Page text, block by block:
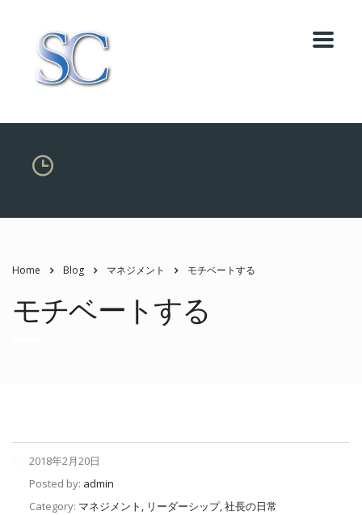
Home Blog マネジメント モチベートする
モチベートする
2018年2月20日
Posted by: admin
Category: マネジメント, リーダーシップ, 社長の日常